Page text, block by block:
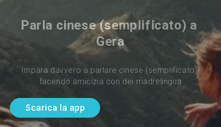
Parla cinese (semplificato) a
Gera
Impara davvero a parlare cinese (semplificato)
facendo amicizia con dei madrelingua
Scarica la app